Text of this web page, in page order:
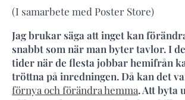
(I samarbete med Poster Store)
Jag brukar säga att inget kan
snabbt som när man byter tavlor. I
tider när de flesta jobbar hemifrån
tröttna på inredningen. Då kan det
förnya och förändra hemma. Att byta